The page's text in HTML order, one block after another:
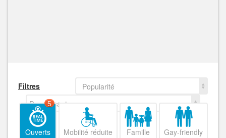
Filtres
Popularité
Decroissant
Ouverts
5
Mobilité réduite Famille Gay-friendly